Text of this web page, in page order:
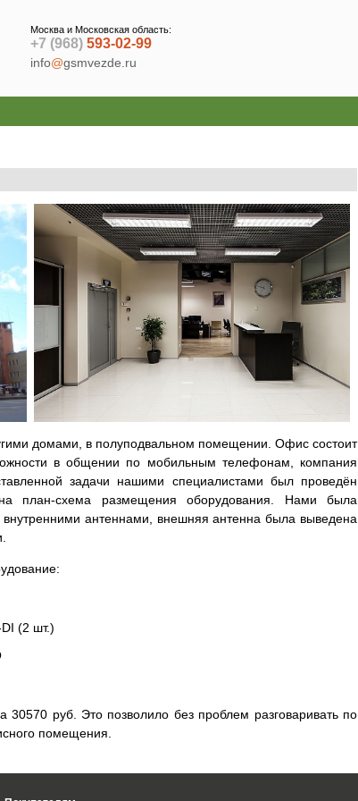
Москва и Московская область:
+7 (968) 593-02-99
info@gsmvezde.ru
домами, в полуподвальном помещении. Офис состоит
в общении по мобильным телефонам, компания
задачи нашими специалистами был проведён
план-схема размещения оборудования. Нами была
антеннами, внешняя антенна была выведена
(2 шт.)
30570 руб. Это позволило без проблем разговаривать по
помещения.